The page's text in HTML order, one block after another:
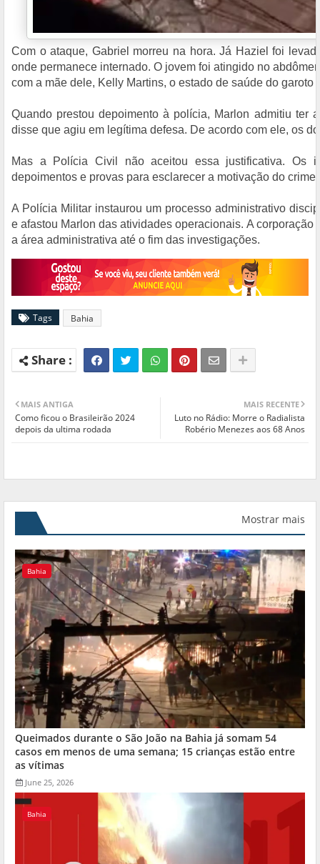
Com o ataque, Gabriel morreu na hora. Já Haziel foi
onde permanece internado. O jovem foi atingido no
com a mãe dele, Kelly Martins, o estado de saúde do garoto
Quando prestou depoimento à polícia, Marlon admitiu ter
disse que agiu em legítima defesa. De acordo com ele, os
Mas a Polícia Civil não aceitou essa justificativa. Os
depoimentos e provas para esclarecer a motivação do crime.
A Polícia Militar instaurou um processo administrativo
e afastou Marlon das atividades operacionais. A
a área administrativa até o fim das investigações.
Tags Bahia
MAIS RECENTE
Luto no Rádio: Morre o Radialista
Robério Menezes aos 68 Anos
MAIS ANTIGA
Como ficou o Brasileirão 2024
depois da ultima rodada
Mostrar mais
Bahia
Queimados durante o São João na Bahia já somam 54
casos em menos de uma semana; 15 crianças estão entre
as vítimas
June 25, 2026
Bahia